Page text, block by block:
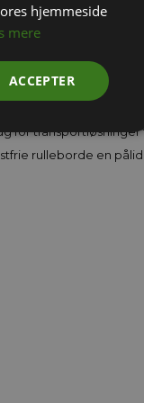
det muligt at
både fleksibilitet
transportere tunge
af hygiejne og
sikrer en høj
for
rulleborde en
hjemmeside
mere
ACCEPTER